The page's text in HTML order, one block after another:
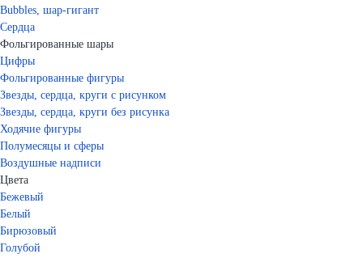
Bubbles, шар-гигант
Сердца
Фольгированные шары
Цифры
Фольгированные фигуры
Звезды, сердца, круги с рисунком
Звезды, сердца, круги без рисунка
Ходячие фигуры
Полумесяцы и сферы
Воздушные надписи
Цвета
Бежевый
Белый
Бирюзовый
Голубой